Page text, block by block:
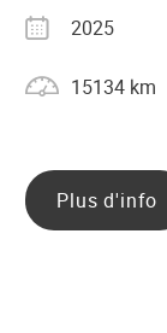
Année2025
Kilométrage
15134 km
Plus d'info